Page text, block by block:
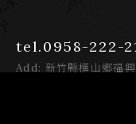
Add: 新竹縣橫山鄉福
tel.0958-222-